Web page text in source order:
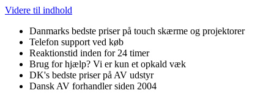
Videre til indhold
Danmarks bedste priser på touch skærme og projektorer
Telefon support ved køb
Reaktionstid inden for 24 timer
Brug for hjælp? Vi er kun et opkald væk
DK's bedste priser på AV udstyr
Dansk AV forhandler siden 2004